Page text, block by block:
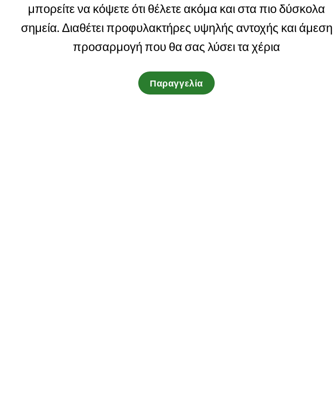
μπορείτε να κόψετε ότι θέλετε ακόμα και στα πιο δύσκολα
σημεία. Διαθέτει προφυλακτήρες υψηλής αντοχής και άμεση
προσαρμογή που θα σας λύσει τα χέρια
Παραγγελία